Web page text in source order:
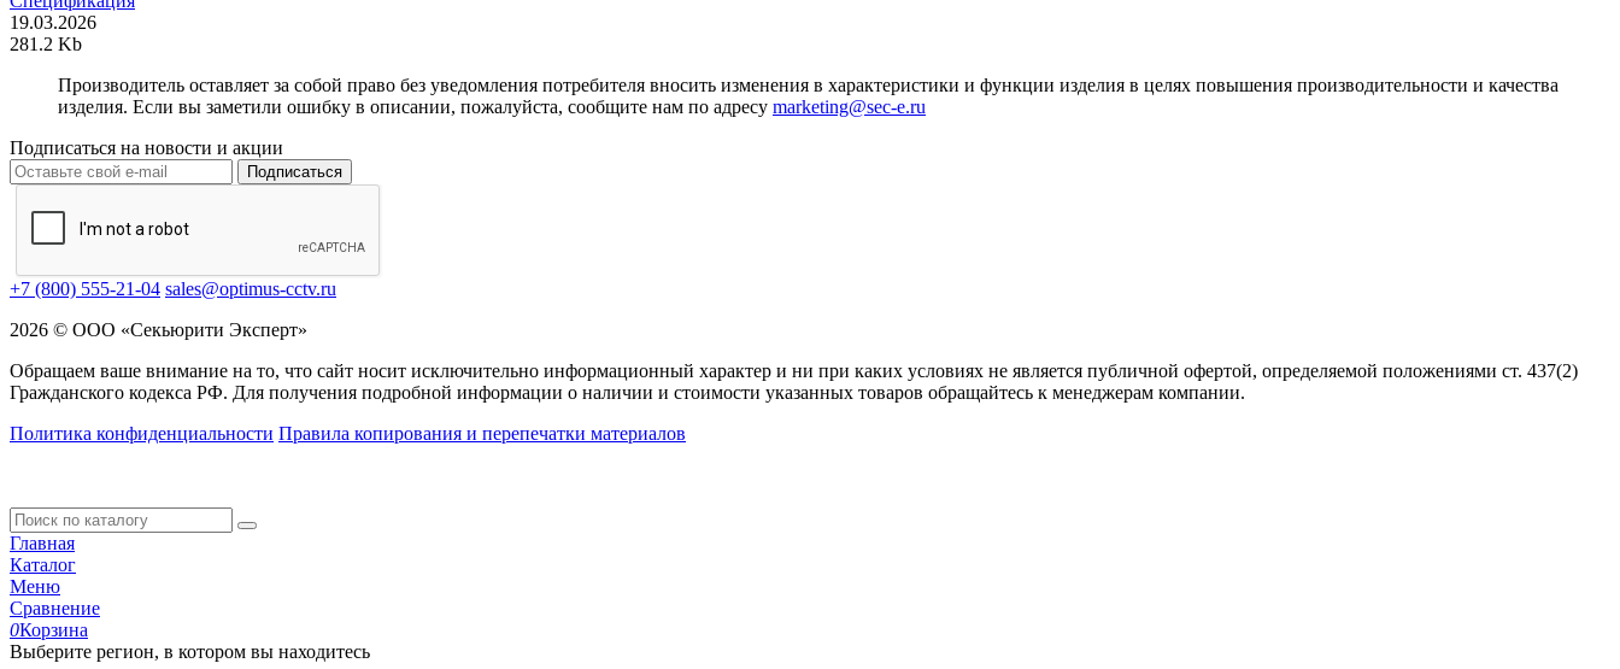
19.03.2026
281.2 Kb
Производитель оставляет за собой право без уведомления потребителя вносить изменения в характеристики и функции изделия в целях повышения производительности и качества
изделия. Если вы заметили ошибку в описании, пожалуйста, сообщите нам по адресу marketing@sec-e.ru
Подписаться на новости и акции
Подписаться
+7 (800) 555-21-04 sales@optimus-cctv.ru
2026 © ООО «Секьюрити Эксперт»
Обращаем ваше внимание на то, что сайт носит исключительно информационный характер и ни при каких условиях не является публичной офертой, определяемой положениями ст. 437(2)
Гражданского кодекса РФ. Для получения подробной информации о наличии и стоимости указанных товаров обращайтесь к менеджерам компании.
Политика конфиденциальности Правила копирования и перепечатки материалов
Главная
Каталог
Меню
Сравнение
0Корзина
Выберите регион, в котором вы находитесь